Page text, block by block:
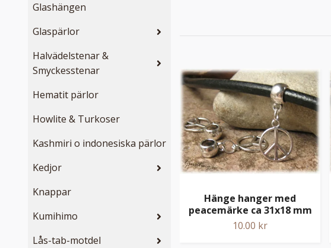
Glashängen
Glaspärlor
Halvädelstenar &
Smyckesstenar
Hematit pärlor
Howlite & Turkoser
Kashmiri o indonesiska pärlor
Kedjor
Knappar
Kumihimo
Lås-tab-motdel
Hänge hanger med
peacemärke ca 31x18 mm
10.00 kr